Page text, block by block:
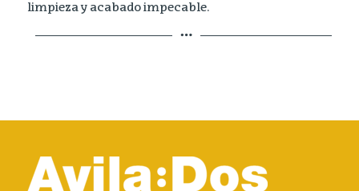
limpieza y acabado impecable.